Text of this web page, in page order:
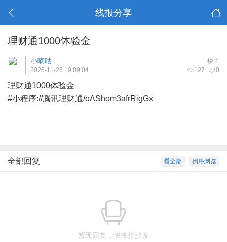
线报分享
理财通1000体验金
楼主
小嘀咕
127 0
2025-11-26 19:09:04
理财通1000体验金
#小程序://腾讯理财通/oAShom3afrRigGx
倒序浏览
看全部
全部回复
暂无回复，快来抢沙发